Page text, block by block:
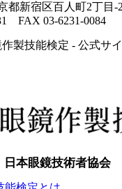
都新宿区百人町2丁目-
FAX 03-6231-0084
製技能検定 - 公式サ
本眼鏡技術者協会